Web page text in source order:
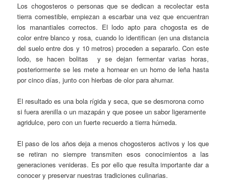
Los chogosteros o personas que se dedican a recolectar esta
tierra comestible, empiezan a escarbar una vez que encuentran
los manantiales correctos. El lodo apto para chogosta es de
color entre blanco y rosa, cuando lo identifican (en una distancia
del suelo entre dos y 10 metros) proceden a separarlo. Con este
lodo, se hacen bolitas y se dejan fermentar varias horas,
posteriormente se les mete a hornear en un horno de leña hasta
por cinco días, junto con hierbas de olor para ahumar.
El resultado es una bola rígida y seca, que se desmorona como
si fuera arenilla o un mazapán y que posee un sabor ligeramente
agridulce, pero con un fuerte recuerdo a tierra húmeda.
El paso de los años deja a menos chogosteros activos y los que
se retiran no siempre transmiten esos conocimientos a las
generaciones venideras. Es por ello que resulta importante dar a
conocer y preservar nuestras tradiciones culinarias.